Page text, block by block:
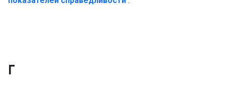
Г